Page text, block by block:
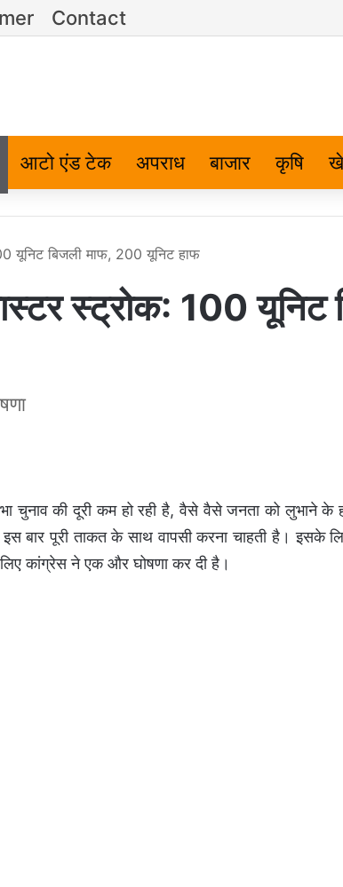
Contact
आटो एंड टेक अपराध बाजार कृषि
यूनिट बिजली माफ, 200 यूनिट हाफ
स्ट्रोक: 100 यूनिट
चुनाव की दूरी कम हो रही है, वैसे वैसे जनता को लुभाने के
बार पूरी ताकत के साथ वापसी करना चाहती है। इसके
कांग्रेस ने एक और घोषणा कर दी है।